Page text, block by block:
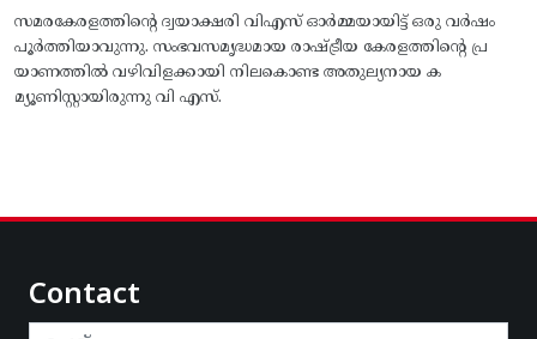
സമരകേരളത്തിൻ്റെ ദ്വയാക്ഷരി വിഎസ് ഓർമ്മയായിട്ട് ഒരു വർഷം
പൂർത്തിയാവുന്നു. സംഭവസമൃദ്ധമായ രാഷ്ട്രീയ കേരളത്തിന്റെ പ്ര
യാണത്തിൽ വഴിവിളക്കായി നിലകൊണ്ട അതുല്യനായ ക
മ്യൂണിസ്റ്റായിരുന്നു വി എസ്.
Contact